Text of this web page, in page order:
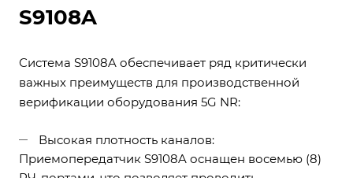
S9108A
Система S9108A обеспечивает ряд критически
важных преимуществ для производственной
верификации оборудования 5G NR:
Высокая плотность каналов:
Приемопередатчик S9108A оснащен восемью (8)